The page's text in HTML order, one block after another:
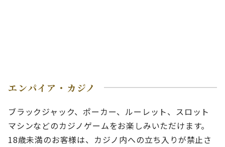
エンパイア・カジノ
ブラックジャック、ポーカー、ルーレット、スロット
マシンなどのカジノゲームをお楽しみいただけます。
18歳未満のお客様は、カジノ内への立ち入りが禁止さ